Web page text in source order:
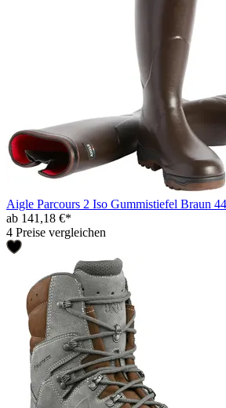
Aigle Parcours 2 Iso Gummistiefel Braun 44
ab 141,18 €*
4 Preise vergleichen